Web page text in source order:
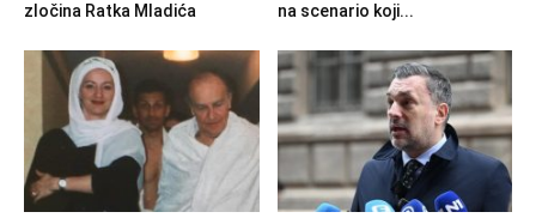
zločina Ratka Mladića
na scenario koji...